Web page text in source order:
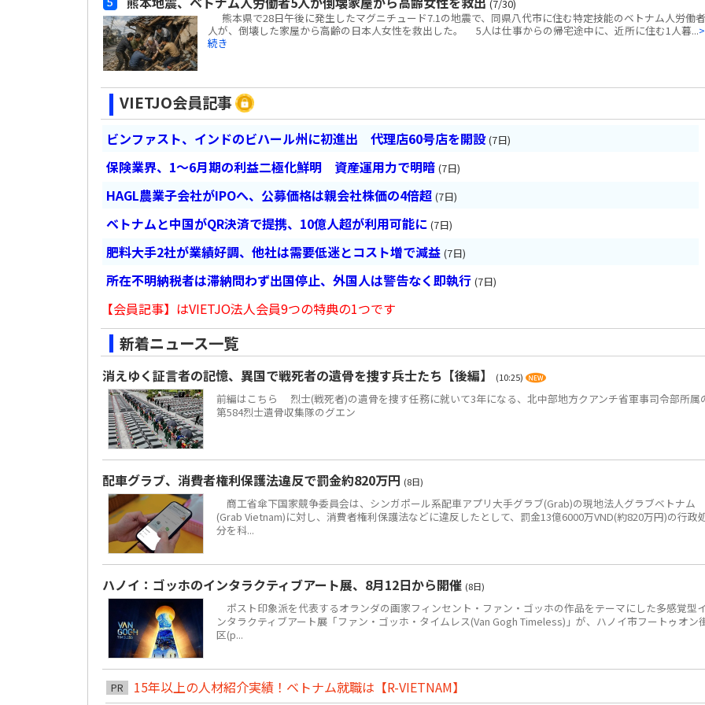
(7/30)
熊本県で28日午後に発生したマグニチュード7.1の地震で、同県八代市に住む特定技能のベトナム人労働
人が、倒壊した家屋から高齢の日本人女性を救出した。 5人は仕事からの帰宅途中に、近所に住む1人暮...
続き
VIETJO会員記事
ビンファスト、インドのビハール州に初進出 代理店60号店を開設 (7日)
保険業界、1～6月期の利益二極化鮮明 資産運用力で明暗 (7日)
HAGL農業子会社がIPOへ、公募価格は親会社株価の4倍超 (7日)
ベトナムと中国がQR決済で提携、10億人超が利用可能に (7日)
肥料大手2社が業績好調、他社は需要低迷とコスト増で減益 (7日)
所在不明納税者は滞納問わず出国停止、外国人は警告なく即執行 (7日)
【会員記事】はVIETJO法人会員9つの特典の1つです
新着ニュース一覧
消えゆく証言者の記憶、異国で戦死者の遺骨を捜す兵士たち【後編】 (10:25)
前編はこちら 烈士(戦死者)の遺骨を捜す任務に就いて3年になる、北中部地方クアンチ省軍事司令部所属
第584烈士遺骨収集隊のグエン
配車グラブ、消費者権利保護法違反で罰金約820万円 (8日)
商工省傘下国家競争委員会は、シンガポール系配車アプリ大手グラブ(Grab)の現地法人グラブベトナム
(Grab Vietnam)に対し、消費者権利保護法などに違反したとして、罰金13億6000万VND(約820万円)の行政
分を科...
ハノイ：ゴッホのインタラクティブアート展、8月12日から開催 (8日)
ポスト印象派を代表するオランダの画家フィンセント・ファン・ゴッホの作品をテーマにした多感覚型
ンタラクティブアート展「ファン・ゴッホ・タイムレス(Van Gogh Timeless)」が、ハノイ市フートゥオン
区(p...
PR 15年以上の人材紹介実績！ベトナム就職は【R-VIETNAM】